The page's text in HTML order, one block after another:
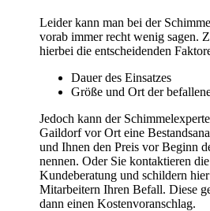
Leider kann man bei der
vorab immer recht wenig sagen.
hierbei die entscheidenden
Dauer des Einsatzes
Größe und Ort der
Jedoch kann der
Gaildorf vor Ort eine
und Ihnen den Preis vor Beginn
nennen. Oder Sie kontaktieren
Kundeberatung und schildern
Mitarbeitern Ihren Befall. Diese
dann einen Kostenvoranschlag.